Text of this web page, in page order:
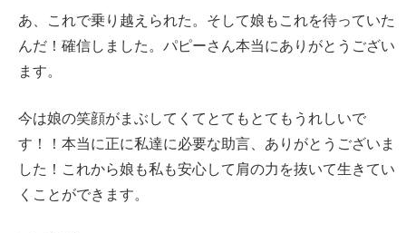
あ、これで乗り越えられた。そして娘もこれを待っていた
んだ！確信しました。パピーさん本当にありがとうござい
ます。
今は娘の笑顔がまぶしてくてとてもとてもうれしいで
す！！本当に正に私達に必要な助言、ありがとうございま
した！これから娘も私も安心して肩の力を抜いて生きてい
くことができます。